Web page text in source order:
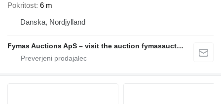
Pokritost 6 m
Danska, Nordjylland
Fymas Auctions ApS – visit the auction fymasauctions.dk